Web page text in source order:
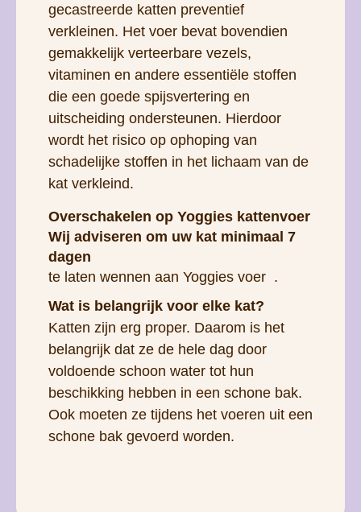
gecastreerde katten preventief
verkleinen. Het voer bevat bovendien
gemakkelijk verteerbare vezels,
vitaminen en andere essentiële stoffen
die een goede spijsvertering en
uitscheiding ondersteunen. Hierdoor
wordt het risico op ophoping van
schadelijke stoffen in het lichaam van de
kat verkleind.
Overschakelen op Yoggies kattenvoer
Wij adviseren om uw kat minimaal 7
dagen
te laten wennen aan Yoggies voer .
Wat is belangrijk voor elke kat?
Katten zijn erg proper. Daarom is het
belangrijk dat ze de hele dag door
voldoende schoon water tot hun
beschikking hebben in een schone bak.
Ook moeten ze tijdens het voeren uit een
schone bak gevoerd worden.